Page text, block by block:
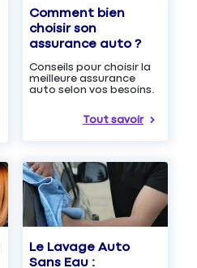
Comment bien
choisir son
assurance auto ?
Conseils pour choisir la
meilleure assurance
auto selon vos besoins.
Tout savoir
Le Lavage Auto
Sans Eau :